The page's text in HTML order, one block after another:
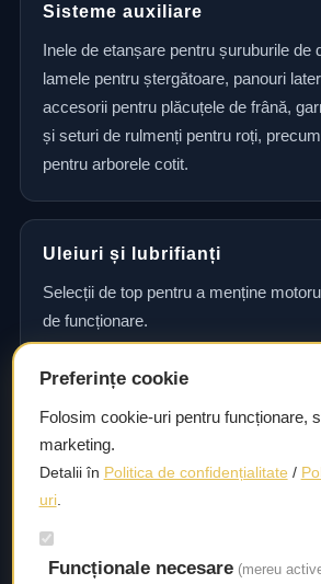
Sisteme auxiliare
Inele de etanșare pentru șuruburile de
lamele pentru ștergătoare, panouri
accesorii pentru plăcuțele de frână,
și seturi de rulmenți pentru roți,
pentru arborele cotit.
Uleiuri și lubrifianți
Selecții de top pentru a menține
de funcționare.
Consultanță și asistență
Consultanță și asistență tehnică pentru
potrivite și efectuarea reparațiilor sau
Livrare rapidă
Preferințe cookie
Folosim cookie-uri pentru funcționare,
marketing.
Detalii în Politica de confidențialitate /
uri.
Funcționale necesare (mereu